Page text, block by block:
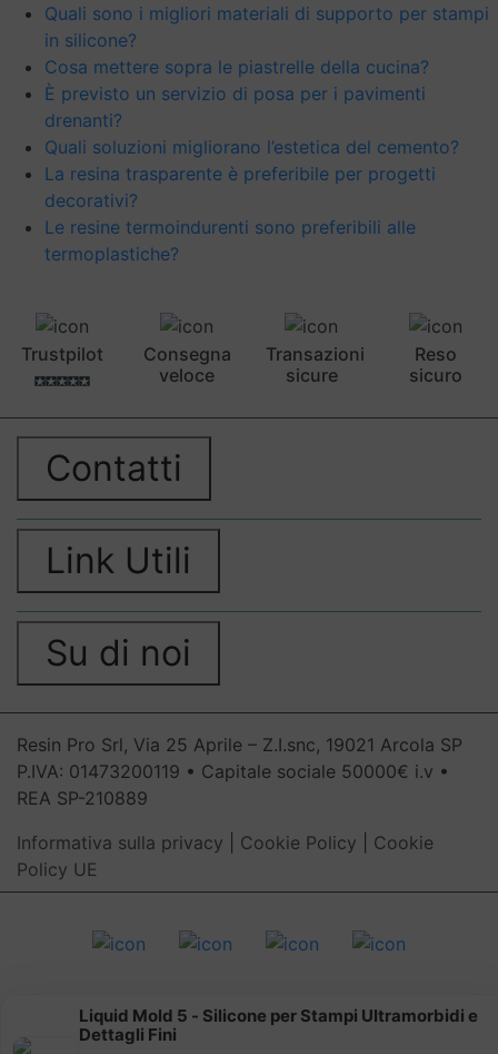
Liquid Mold 5 - Silicone per Stampi Ultramorbidi e
Dettagli Fini
Quali sono i migliori materiali di supporto per stampi
in silicone?
Cosa mettere sopra le piastrelle della cucina?
È previsto un servizio di posa per i pavimenti
drenanti?
Quali soluzioni migliorano l’estetica del cemento?
La resina trasparente è preferibile per progetti
decorativi?
Le resine termoindurenti sono preferibili alle
termoplastiche?
Trustpilot
Consegna
veloce
Transazioni
sicure
Reso
sicuro
Contatti
Link Utili
Su di noi
Resin Pro Srl, Via 25 Aprile – Z.I.snc, 19021 Arcola SP
P.IVA: 01473200119 • Capitale sociale 50000€ i.v •
REA SP-210889
Informativa sulla privacy
Cookie Policy
Cookie
Policy UE